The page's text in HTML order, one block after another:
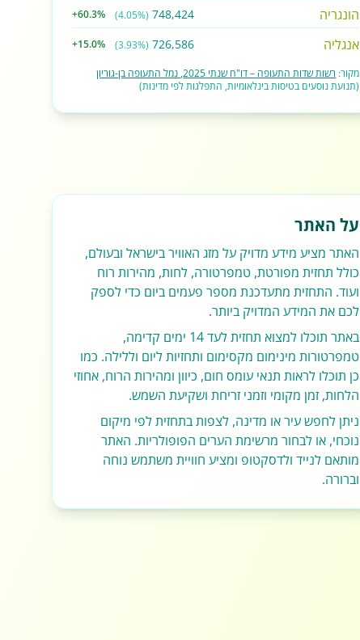
הונגריה 748,424
(4.05%)
+60.3%
אנגליה 726,586
(3.93%)
+15.0%
מקור: רשות שדות התעופה – דו"ח שנתי 2025, נמל התעופה בן-גוריון
(תנועת נוסעים בטיסות בינלאומיות, התפלגות לפי מדינות)
על האתר
האתר מציע מידע מדויק על מזג האוויר בישראל ובעולם,
כולל תחזית מפורטת, טמפרטורה, לחות, מהירות רוח
ועוד. התחזית מתעדכנת מספר פעמים ביום כדי לספק
לכם את המידע המדויק ביותר.
באתר תוכלו למצוא תחזית לעד 14 ימים קדימה,
טמפרטורות מינימום מקסימום ותחזיות ליום וללילה. כמו
כן תוכלו לראות תנאי עומס חום, כיוון ומהירות הרוח, אחוזי
הלחות, זמן מקומי וזמני זריחת ושקיעת השמש.
ניתן לחפש עיר או מדינה, לצפות בתחזית לפי מיקום
נוכחי, או לבחור מרשימת הערים הפופולריות. האתר
מותאם לנייד ולדסקטופ ומציע חוויית משתמש נוחה
וברורה.